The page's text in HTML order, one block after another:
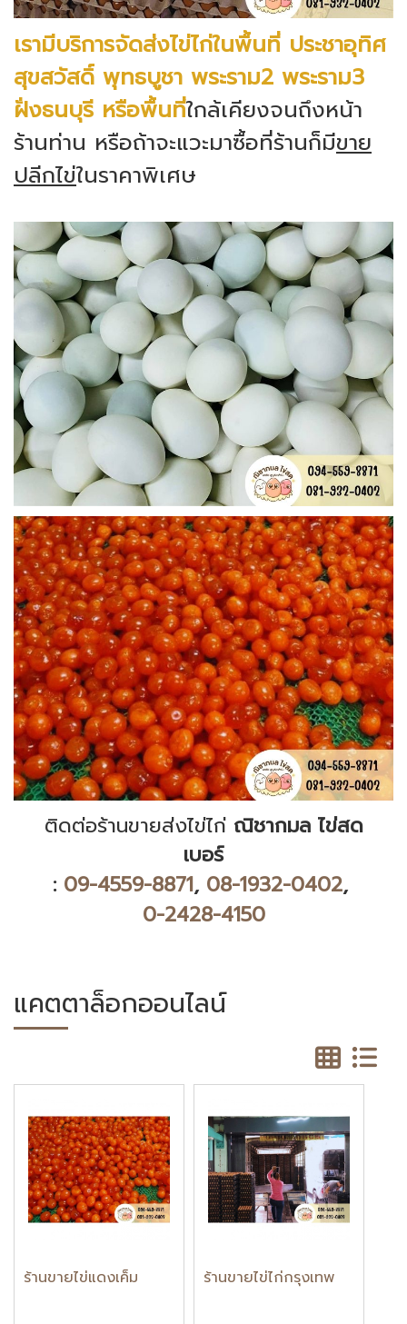
เรามีบริการจัดส่งไข่ไก่ในพื้นที่ ประชาอุทิศ
สุขสวัสดิ์ พุทธบูชา พระราม2 พระราม3
ฝั่งธนบุรี หรือพื้นที่ใกล้เคียงจนถึงหน้า
ร้านท่าน หรือถ้าจะแวะมาซื้อที่ร้านก็มีขาย
ปลีกไข่ในราคาพิเศษ
ติดต่อร้านขายส่งไข่ไก่ ณิชากมล ไข่สด
เบอร์
: 09-4559-8871, 08-1932-0402,
0-2428-4150
แคตตาล็อกออนไลน์
ร้านขายไข่แดงเค็ม ร้านขายไข่ไก่กรุงเทพ